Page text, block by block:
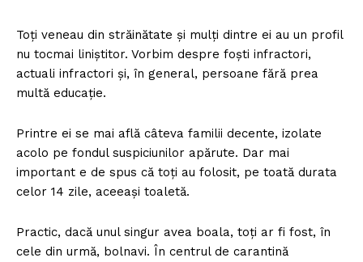
Toți veneau din străinătate și mulți dintre ei au un profil
nu tocmai liniștitor. Vorbim despre foști infractori,
actuali infractori și, în general, persoane fără prea
multă educație.
Printre ei se mai află câteva familii decente, izolate
acolo pe fondul suspiciunilor apărute. Dar mai
important e de spus că toți au folosit, pe toată durata
celor 14 zile, aceeași toaletă.
Practic, dacă unul singur avea boala, toți ar fi fost, în
cele din urmă, bolnavi. În centrul de carantină